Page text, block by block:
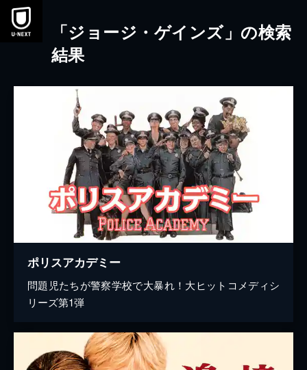
本文へスキップ
「ジョージ・ゲインズ」の検索
結果
ポリスアカデミー
問題児たちが警察学校で大暴れ！大ヒットコメディシ
リーズ第1弾